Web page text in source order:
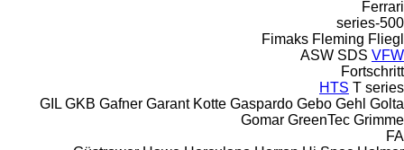
Ferrari
500-series
Fimaks Fleming Fliegl
ASW SDS VFW
Fortschritt
HTS T series
GIL GKB Gafner Garant Kotte Gaspardo Gebo Gehl Golta
Gomar GreenTec Grimme
FA